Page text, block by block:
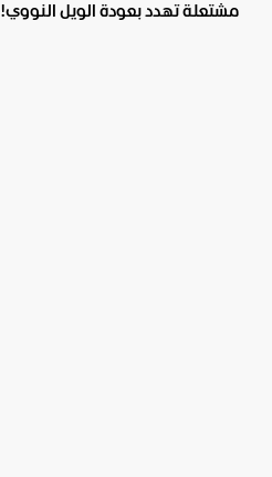
مشتعلة تهدد بعودة الويل النووي!